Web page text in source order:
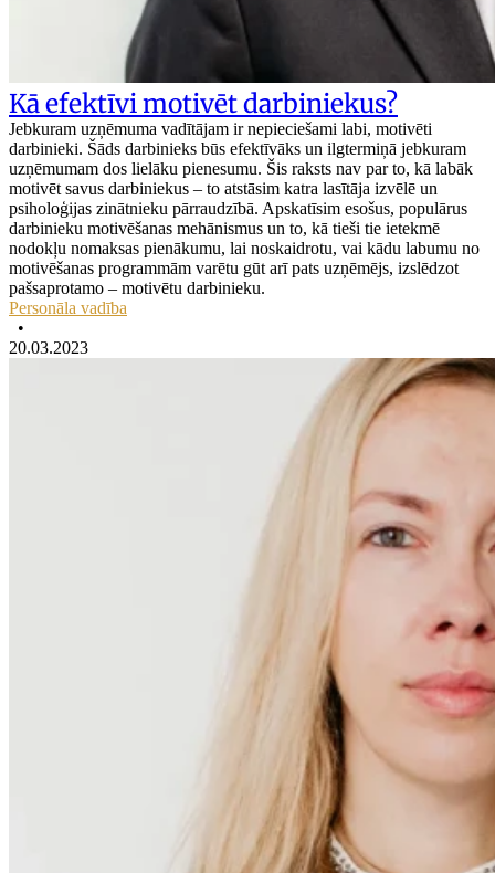
Kā efektīvi motivēt darbiniekus?
Jebkuram uzņēmuma vadītājam ir nepieciešami labi, motivēti
darbinieki. Šāds darbinieks būs efektīvāks un ilgtermiņā jebkuram
uzņēmumam dos lielāku pienesumu. Šis raksts nav par to, kā labāk
motivēt savus darbiniekus – to atstāsim katra lasītāja izvēlē un
psiholoģijas zinātnieku pārraudzībā. Apskatīsim esošus, populārus
darbinieku motivēšanas mehānismus un to, kā tieši tie ietekmē
nodokļu nomaksas pienākumu, lai noskaidrotu, vai kādu labumu no
motivēšanas programmām varētu gūt arī pats uzņēmējs, izslēdzot
pašsaprotamo – motivētu darbinieku.
Personāla vadība
•
20.03.2023